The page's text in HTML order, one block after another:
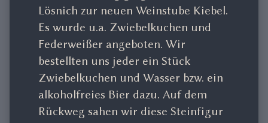
Lösnich zur neuen Weinstube Kiebel.
Es wurde u.a. Zwiebelkuchen und
Federweißer angeboten. Wir
bestellten uns jeder ein Stück
Zwiebelkuchen und Wasser bzw. ein
alkoholfreies Bier dazu. Auf dem
Rückweg sahen wir diese Steinfigur